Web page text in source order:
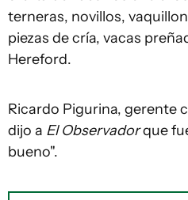
terneras, novillos,
piezas de cría, vacas
Hereford.
Ricardo Pigurina, gerente
dijo a El Observadorque
bueno".